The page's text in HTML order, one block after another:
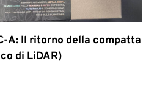
A: Il ritorno della compatta
di LiDAR)